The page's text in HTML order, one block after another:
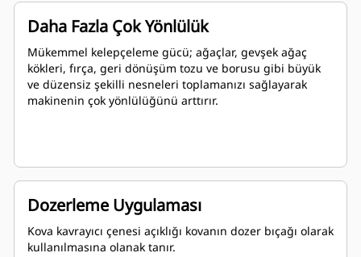
Daha Fazla Çok Yönlülük
Mükemmel kelepçeleme gücü; ağaçlar, gevşek ağaç
kökleri, fırça, geri dönüşüm tozu ve borusu gibi büyük
ve düzensiz şekilli nesneleri toplamanızı sağlayarak
makinenin çok yönlülüğünü arttırır.
Dozerleme Uygulaması
Kova kavrayıcı çenesi açıklığı kovanın dozer bıçağı olarak
kullanılmasına olanak tanır.